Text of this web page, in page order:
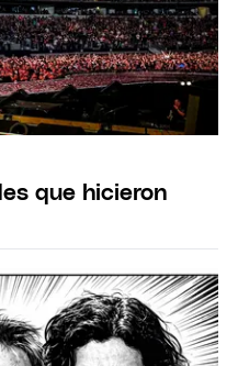
que hicieron